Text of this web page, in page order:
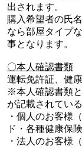
出されます。
購入希望者の氏
なら部屋タイプ
事となります。
〇本人確認書類
運転免許証、健
※本人確認書類
が記載されてい
・個人のお客様
ド・各種健康保険
・法人のお客様